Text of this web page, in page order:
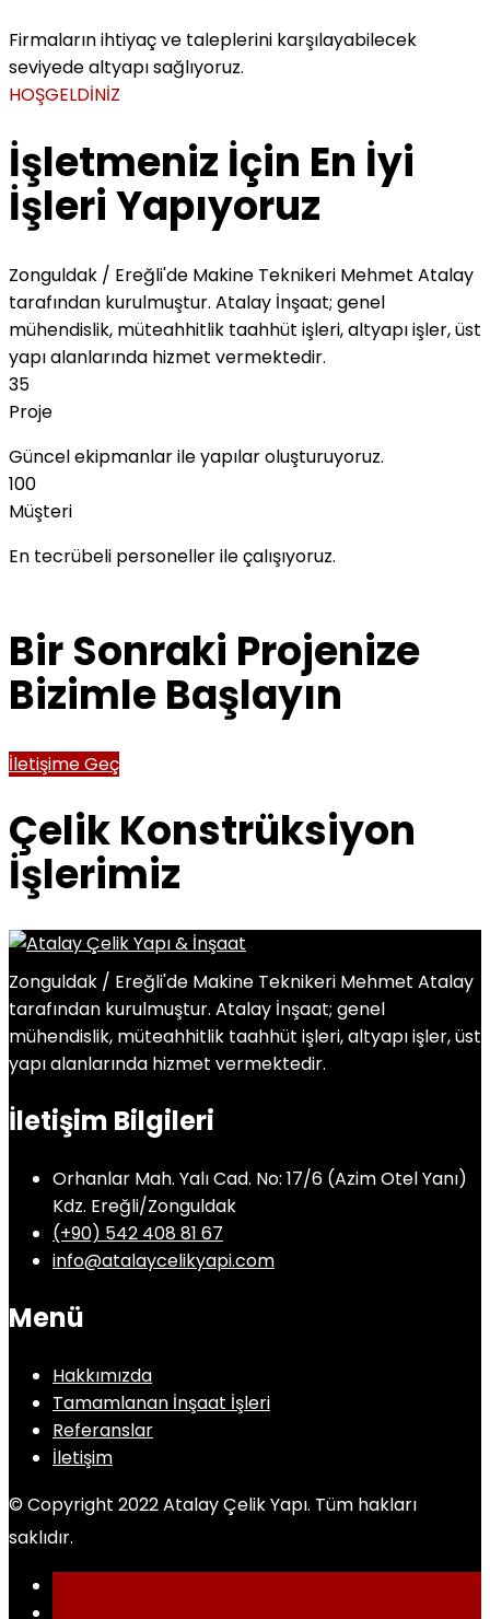
Firmaların ihtiyaç ve taleplerini karşılayabilecek
seviyede altyapı sağlıyoruz.
HOŞGELDİNİZ
İşletmeniz İçin En İyi
İşleri Yapıyoruz
Zonguldak / Ereğli'de Makine Teknikeri Mehmet Atalay
tarafından kurulmuştur. Atalay İnşaat; genel
mühendislik, müteahhitlik taahhüt işleri, altyapı işler, üst
yapı alanlarında hizmet vermektedir.
35
Proje
Güncel ekipmanlar ile yapılar oluşturuyoruz.
100
Müşteri
En tecrübeli personeller ile çalışıyoruz.
Bir Sonraki Projenize
Bizimle Başlayın
İletişime Geç
Çelik Konstrüksiyon
İşlerimiz
Zonguldak / Ereğli'de Makine Teknikeri Mehmet Atalay
tarafından kurulmuştur. Atalay İnşaat; genel
mühendislik, müteahhitlik taahhüt işleri, altyapı işler, üst
yapı alanlarında hizmet vermektedir.
İletişim Bilgileri
Orhanlar Mah. Yalı Cad. No: 17/6 (Azim Otel Yanı)
Kdz. Ereğli/Zonguldak
(+90) 542 408 81 67
info@atalaycelikyapi.com
Menü
Hakkımızda
Tamamlanan İnşaat İşleri
Referanslar
İletişim
© Copyright 2022 Atalay Çelik Yapı. Tüm hakları
saklıdır.